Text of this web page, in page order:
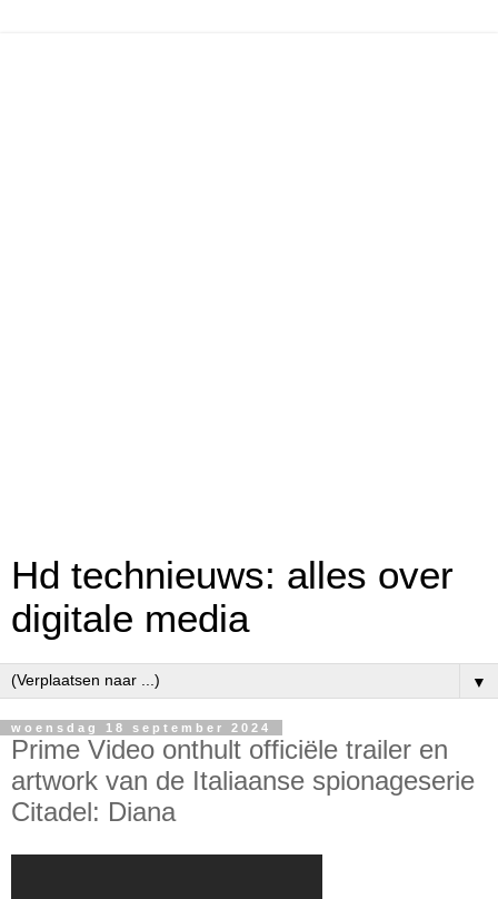
Hd technieuws: alles over
digitale media
▼
woensdag 18 september 2024
Prime Video onthult officiële trailer en
artwork van de Italiaanse spionageserie
Citadel: Diana